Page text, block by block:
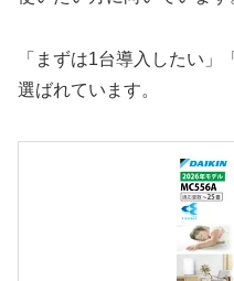
「まずは1台導入したい」
選ばれています。